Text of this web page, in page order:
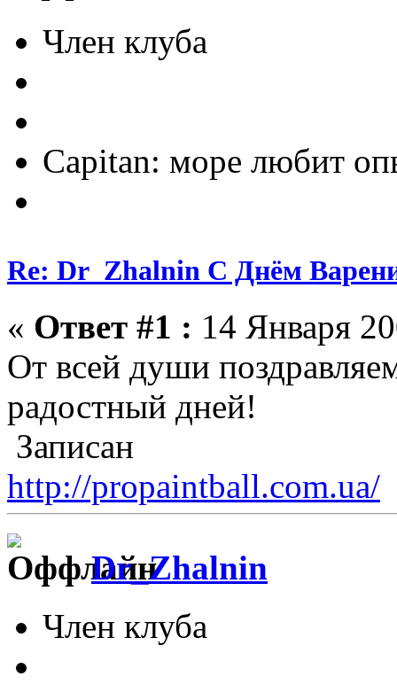
Член клуба
Capitan: море любит
Re: Dr_Zhalnin С Днём
« Ответ #1 : 14 Января
От всей души
радостный дней!
Записан
http://propaintball.com.ua/
Dr_Zhalnin
Член клуба